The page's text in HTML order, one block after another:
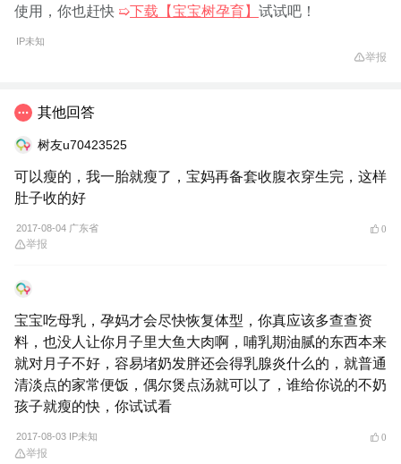
使用，你也赶快 ➯下载【宝宝树孕育】 试试吧！
IP未知
举报
其他回答
树友u70423525
可以瘦的，我一胎就瘦了，宝妈再备套收腹衣穿生完，这样
肚子收的好
2017-08-04 广东省 0
举报
宝宝吃母乳，孕妈才会尽快恢复体型，你真应该多查查资
料，也没人让你月子里大鱼大肉啊，哺乳期油腻的东西本来
就对月子不好，容易堵奶发胖还会得乳腺炎什么的，就普通
清淡点的家常便饭，偶尔煲点汤就可以了，谁给你说的不奶
孩子就瘦的快，你试试看
2017-08-03 IP未知 0
举报